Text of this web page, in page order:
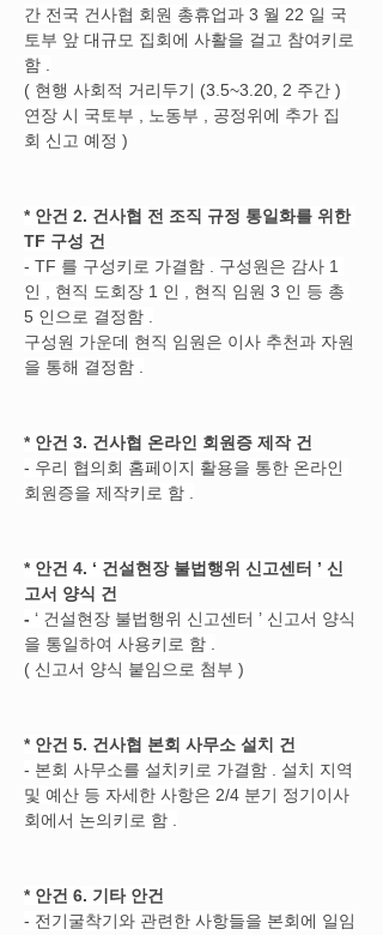
간 전국 건사협 회원 총휴업과 3 월 22 일 국
토부 앞 대규모 집회에 사활을 걸고 참여키로
함 .
( 현행 사회적 거리두기 (3.5~3.20, 2 주간 )
연장 시 국토부 , 노동부 , 공정위에 추가 집
회 신고 예정 )
* 안건 2. 건사협 전 조직 규정 통일화를 위한
TF 구성 건
- TF 를 구성키로 가결함 . 구성원은 감사 1
인 , 현직 도회장 1 인 , 현직 임원 3 인 등 총
5 인으로 결정함 .
구성원 가운데 현직 임원은 이사 추천과 자원
을 통해 결정함 .
* 안건 3. 건사협 온라인 회원증 제작 건
- 우리 협의회 홈페이지 활용을 통한 온라인
회원증을 제작키로 함 .
* 안건 4. ‘ 건설현장 불법행위 신고센터 ’ 신
고서 양식 건
- ‘ 건설현장 불법행위 신고센터 ’ 신고서 양식
을 통일하여 사용키로 함 .
( 신고서 양식 붙임으로 첨부 )
* 안건 5. 건사협 본회 사무소 설치 건
- 본회 사무소를 설치키로 가결함 . 설치 지역
및 예산 등 자세한 사항은 2/4 분기 정기이사
회에서 논의키로 함 .
* 안건 6. 기타 안건
- 전기굴착기와 관련한 사항들을 본회에 일임